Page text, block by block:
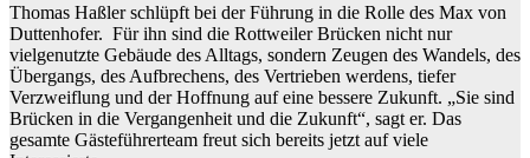
Thomas Haßler schlüpft bei der Führung in die Rolle des Max von
Duttenhofer. Für ihn sind die Rottweiler Brücken nicht nur
vielgenutzte Gebäude des Alltags, sondern Zeugen des Wandels, des
Übergangs, des Aufbrechens, des Vertrieben werdens, tiefer
Verzweiflung und der Hoffnung auf eine bessere Zukunft. „Sie sind
Brücken in die Vergangenheit und die Zukunft“, sagt er. Das
gesamte Gästeführerteam freut sich bereits jetzt auf viele